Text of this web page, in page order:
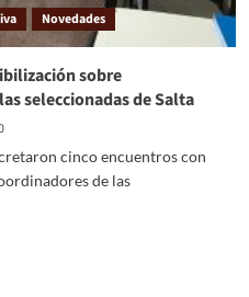
Novedades
sobre
seleccionadas de Salta
cinco encuentros con
de las